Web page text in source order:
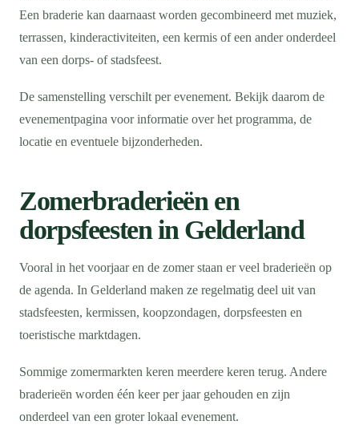
Een braderie kan daarnaast worden gecombineerd met muziek,
terrassen, kinderactiviteiten, een kermis of een ander onderdeel
van een dorps- of stadsfeest.
De samenstelling verschilt per evenement. Bekijk daarom de
evenementpagina voor informatie over het programma, de
locatie en eventuele bijzonderheden.
Zomerbraderieën en
dorpsfeesten in Gelderland
Vooral in het voorjaar en de zomer staan er veel braderieën op
de agenda. In Gelderland maken ze regelmatig deel uit van
stadsfeesten, kermissen, koopzondagen, dorpsfeesten en
toeristische marktdagen.
Sommige zomermarkten keren meerdere keren terug. Andere
braderieën worden één keer per jaar gehouden en zijn
onderdeel van een groter lokaal evenement.